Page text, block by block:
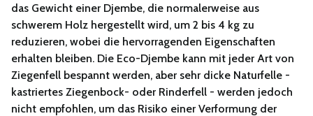
das Gewicht einer Djembe, die normalerweise aus
schwerem Holz hergestellt wird, um 2 bis 4 kg zu
reduzieren, wobei die hervorragenden Eigenschaften
erhalten bleiben. Die Eco-Djembe kann mit jeder Art von
Ziegenfell bespannt werden, aber sehr dicke Naturfelle -
kastriertes Ziegenbock- oder Rinderfell - werden jedoch
nicht empfohlen, um das Risiko einer Verformung der